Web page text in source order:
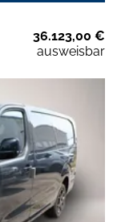
36.123,00 €
ausweisbar